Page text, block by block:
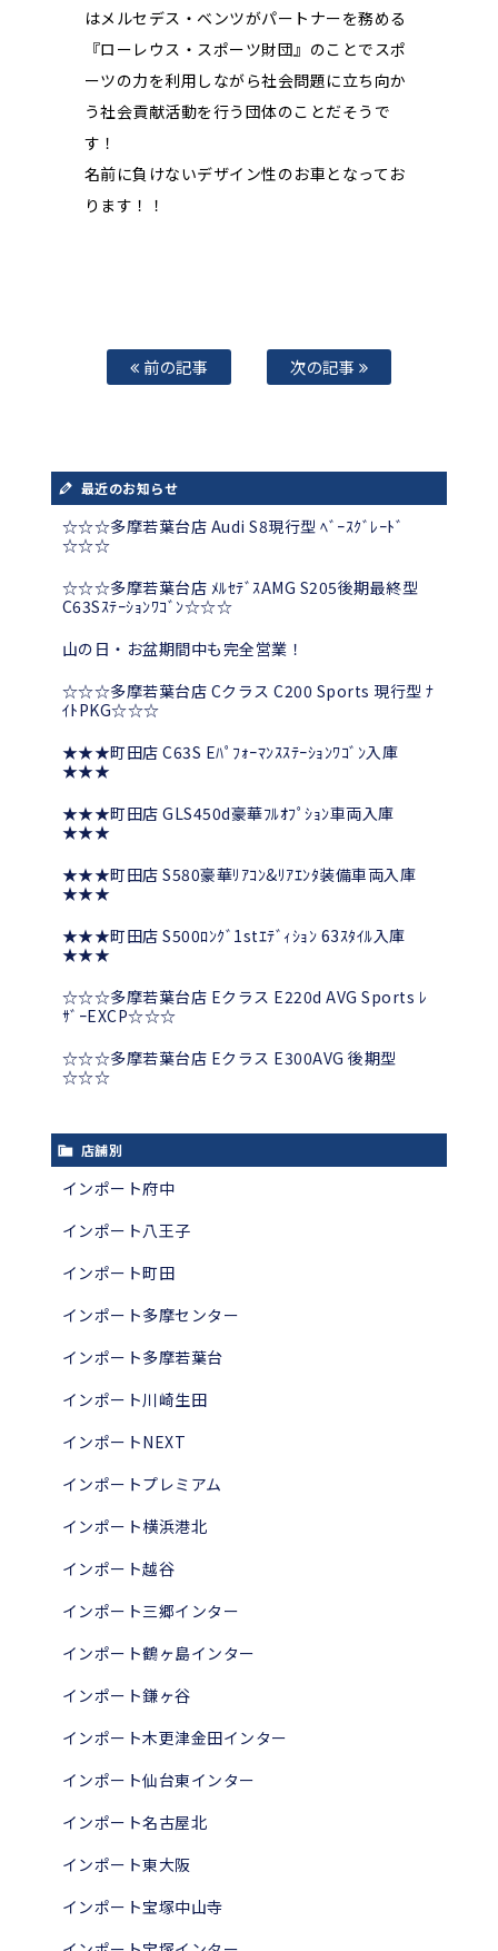
はメルセデス・ベンツがパートナーを務める
『ローレウス・スポーツ財団』のことでスポ
ーツの力を利用しながら社会問題に立ち向か
う社会貢献活動を行う団体のことだそうで
す！
名前に負けないデザイン性のお車となってお
ります！！
前の記事 次の記事
最近のお知らせ
☆☆☆多摩若葉台店 Audi S8現行型 ﾍﾞｰｽｸﾞﾚｰﾄﾞ
☆☆☆
☆☆☆多摩若葉台店 ﾒﾙｾﾃﾞｽAMG S205後期最終型
C63Sｽﾃｰｼｮﾝﾜｺﾞﾝ☆☆☆
山の日・お盆期間中も完全営業！
☆☆☆多摩若葉台店 Cクラス C200 Sports 現行型 ﾅ
ｲﾄPKG☆☆☆
★★★町田店 C63S Eﾊﾟﾌｫｰﾏﾝｽｽﾃｰｼｮﾝﾜｺﾞﾝ入庫
★★★
★★★町田店 GLS450d豪華ﾌﾙｵﾌﾟｼｮﾝ車両入庫
★★★
★★★町田店 S580豪華ﾘｱｺﾝ&ﾘｱｴﾝﾀ装備車両入庫
★★★
★★★町田店 S500ﾛﾝｸﾞ1stｴﾃﾞｨｼｮﾝ 63ｽﾀｲﾙ入庫
★★★
☆☆☆多摩若葉台店 Eクラス E220d AVG Sports ﾚ
ｻﾞｰEXCP☆☆☆
☆☆☆多摩若葉台店 Eクラス E300AVG 後期型
☆☆☆
店舗別
インポート府中
インポート八王子
インポート町田
インポート多摩センター
インポート多摩若葉台
インポート川崎生田
インポートNEXT
インポートプレミアム
インポート横浜港北
インポート越谷
インポート三郷インター
インポート鶴ヶ島インター
インポート鎌ヶ谷
インポート木更津金田インター
インポート仙台東インター
インポート名古屋北
インポート東大阪
インポート宝塚中山寺